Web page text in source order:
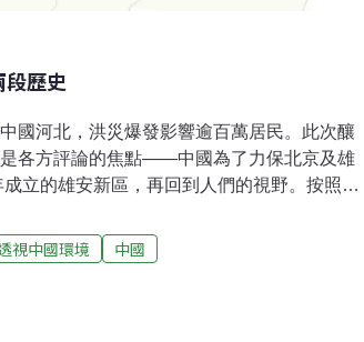
段歷史
國河北，洪災爆發影響逾百萬居民。此次釀
各方評論的焦點——中國為了力保北京及雄
立的雄安新區，再回到人們的視野。按照中
發展的中心。然而，雄安經歷過劇烈的環境
今日持續討論的參照，編輯室重新刊載《中
視中國環境 中國